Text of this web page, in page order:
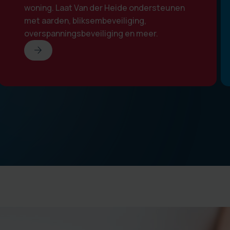
woning. Laat Van der Heide ondersteunen
met aarden, bliksembeveiliging,
overspanningsbeveiliging en meer.
arrow_forward